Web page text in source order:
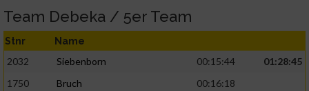
Team Debeka / 5er Team
Stnr Name
2032 Siebenborn 00:15:44
01:28:45
1750
Bruch
00:16:18